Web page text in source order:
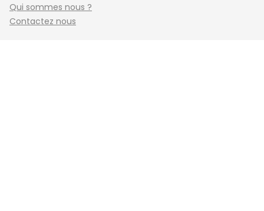
Qui sommes nous ?
Contactez nous